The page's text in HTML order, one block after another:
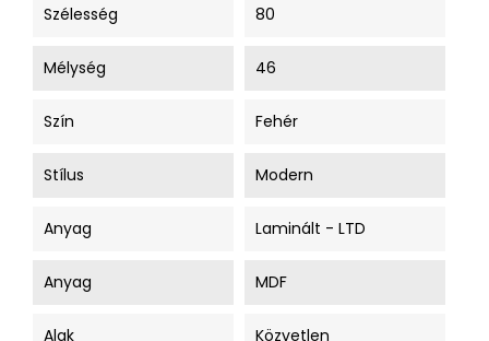
Szélesség 80
Mélység 46
Szín Fehér
Stílus Modern
Anyag Laminált - LTD
Anyag MDF
Alak Közvetlen